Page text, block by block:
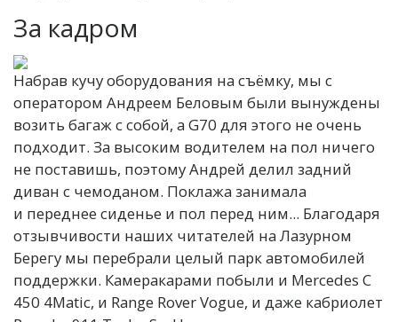
За кадром
Набрав кучу оборудования на съёмку, мы с
оператором Андреем Беловым были вынуждены
возить багаж с собой, а G70 для этого не очень
подходит. За высоким водителем на пол ничего
не поставишь, поэтому Андрей делил задний
диван с чемоданом. Поклажа занимала
и переднее сиденье и пол перед ним... Благодаря
отзывчивости наших читателей на Лазурном
Берегу мы перебрали целый парк автомобилей
поддержки. Камеракарами побыли и Mercedes C
450 4Matic, и Range Rover Vogue, и даже кабриолет